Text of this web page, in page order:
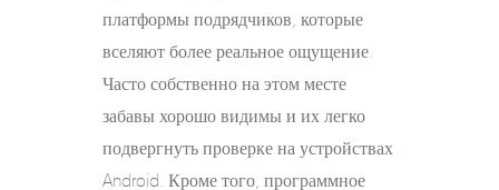
платформы подрядчиков, которые
вселяют более реальное ощущение.
Часто собственно на этом месте
забавы хорошо видимы и их легко
подвергнуть проверке на устройствах
Android. Кроме того, программное